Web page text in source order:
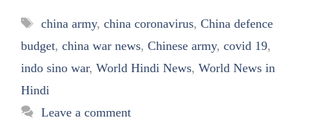
Tags
china army, china coronavirus, China defence
budget, china war news, Chinese army, covid 19,
indo sino war, World Hindi News, World News in
Hindi
Leave a comment